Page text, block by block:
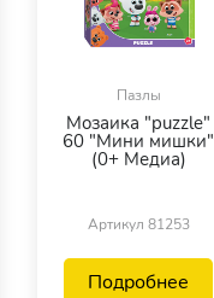
Пазлы
Мозаика "puzzle"
60 "Мини мишки"
(0+ Медиа)
Артикул 81253
Подробнее